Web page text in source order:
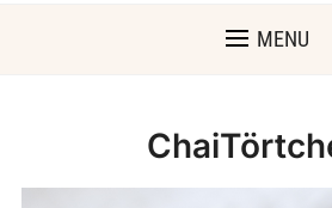
MENU